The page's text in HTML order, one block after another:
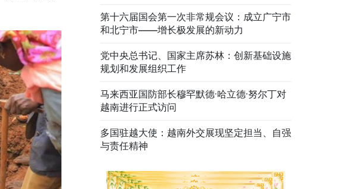
第十六届国会第一次非常规会议：成立广宁市
和北宁市——增长极发展的新动力
党中央总书记、国家主席苏林：创新基础设施
规划和发展组织工作
马来西亚国防部长穆罕默德·哈立德·努尔丁对
越南进行正式访问
多国驻越大使：越南外交展现坚定担当、自强
与责任精神